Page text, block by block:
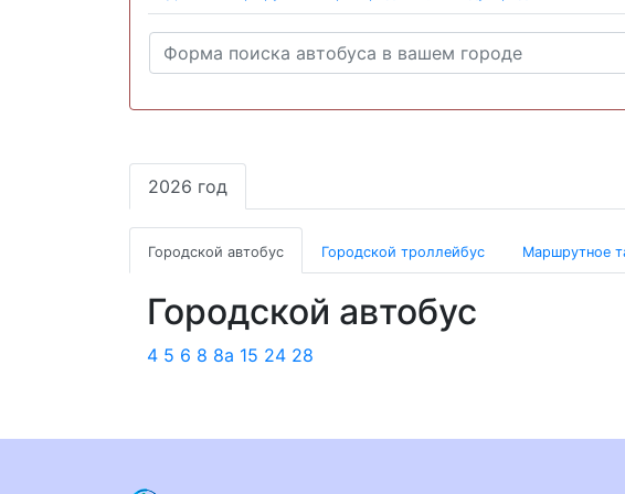
2026 год
Городской автобус Городской троллейбус Маршрутное
Городской автобус
4 5 6 8 8а 15 24 28